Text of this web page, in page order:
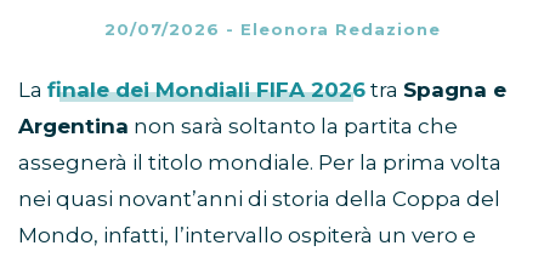
20/07/2026 - Eleonora Redazione
La finale dei Mondiali FIFA 2026 tra Spagna e
Argentina non sarà soltanto la partita che
assegnerà il titolo mondiale. Per la prima volta
nei quasi novant’anni di storia della Coppa del
Mondo, infatti, l’intervallo ospiterà un vero e